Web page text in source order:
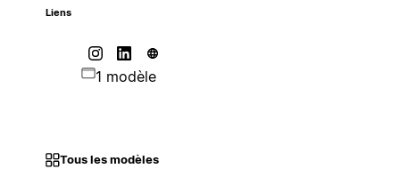
Liens
1 modèle
Tous les modèles